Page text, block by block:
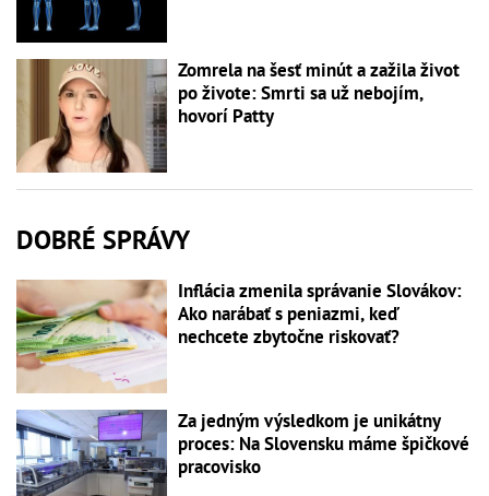
Zomrela na šesť minút a zažila život
po živote: Smrti sa už nebojím,
hovorí Patty
DOBRÉ SPRÁVY
Inflácia zmenila správanie Slovákov:
Ako narábať s peniazmi, keď
nechcete zbytočne riskovať?
Za jedným výsledkom je unikátny
proces: Na Slovensku máme špičkové
pracovisko